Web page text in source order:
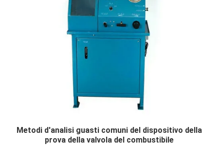
Metodi d'analisi guasti comuni del dispositivo della
prova della valvola del combustibile